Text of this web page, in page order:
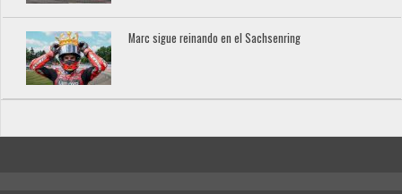
Marc sigue reinando en el Sachsenring